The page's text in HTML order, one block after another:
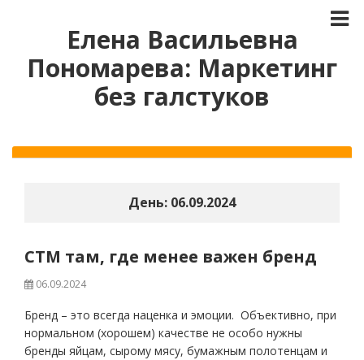
Елена Васильевна
Пономарева: Маркетинг
без галстуков
День: 06.09.2024
СТМ там, где менее важен бренд
06.09.2024
Бренд – это всегда наценка и эмоции. Объективно, при
нормальном (хорошем) качестве не особо нужны
бренды яйцам, сырому мясу, бумажным полотенцам и